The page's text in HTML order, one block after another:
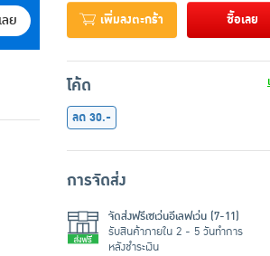
ย เพิ่มลงตะกร้า ซื้อเลย
โค้ด
ลด 30.-
การจัดส่ง
จัดส่งฟรีเซเว่นอีเลฟเว่น (7-11)
รับสินค้าภายใน 2 - 5 วันทำการ
หลังชำระเงิน